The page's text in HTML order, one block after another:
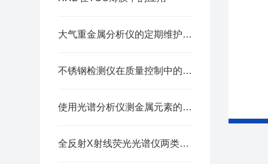
大气重金属分析仪的定期维护保养方法分享
不锈钢检测仪在质量控制中的关键作用与重要性
使用光谱分析仪测金属元素的操作步骤
全反射X射线荧光光谱仪两类定量方法的样品适配与应用要点